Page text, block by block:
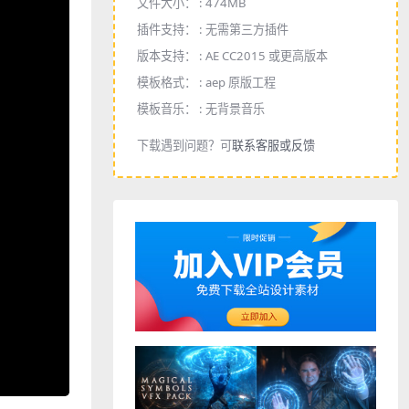
插件支持： : 无需第三方插件
版本支持： : AE CC2015 或更高版本
模板格式： : aep 原版工程
模板音乐： : 无背景音乐
下载遇到问题？可联系客服或反馈